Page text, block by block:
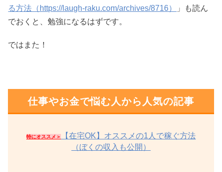
る方法（https://laugh-raku.com/archives/8716）
」も読ん
でおくと、勉強になるはずです。
ではまた！
仕事やお金で悩む人から人気の記事
特にオススメ＞
【在宅OK】オススメの1人で稼ぐ方法
（ぼくの収入も公開）